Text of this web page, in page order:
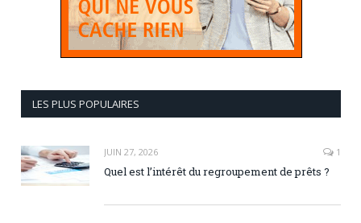
LES PLUS POPULAIRES
JUIN 27, 2026 1
Quel est l’intérêt du regroupement de prêts ?